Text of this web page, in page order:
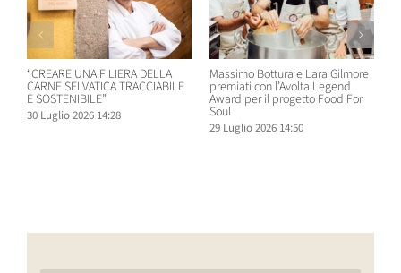
“CREARE UNA FILIERA DELLA
CARNE SELVATICA TRACCIABILE
E SOSTENIBILE”
30 Luglio 2026 14:28
Massimo Bottura e Lara Gilmore
premiati con l’Avolta Legend
Award per il progetto Food For
Soul
29 Luglio 2026 14:50